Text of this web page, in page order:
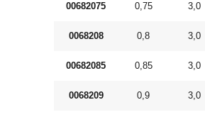
00682075 0,75 3,0
0068208 0,8 3,0
00682085 0,85 3,0
0068209 0,9 3,0